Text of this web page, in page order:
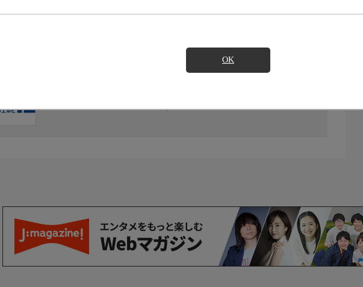
OK